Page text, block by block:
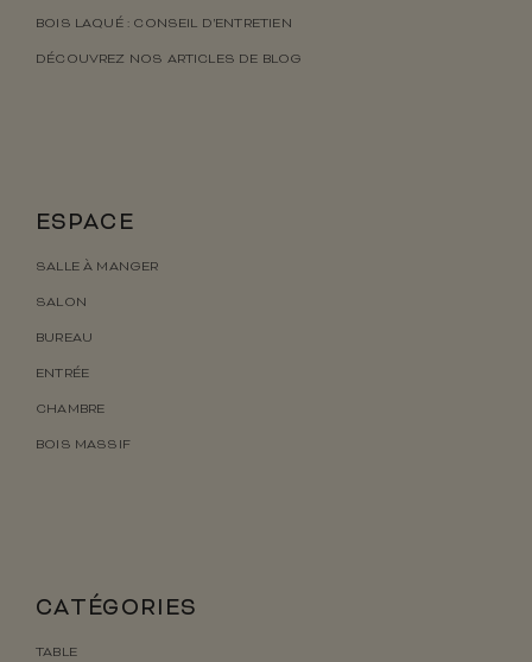
BOIS LAQUÉ : CONSEIL D’ENTRETIEN
DÉCOUVREZ NOS ARTICLES DE BLOG
ESPACE
SALLE À MANGER
SALON
BUREAU
ENTRÉE
CHAMBRE
BOIS MASSIF
CATÉGORIES
TABLE